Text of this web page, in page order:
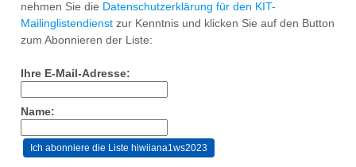
nehmen Sie die Datenschutzerklärung für den KIT-
Mailinglistendienst zur Kenntnis und klicken Sie auf den Button
zum Abonnieren der Liste:
Ihre E-Mail-Adresse:
Name: